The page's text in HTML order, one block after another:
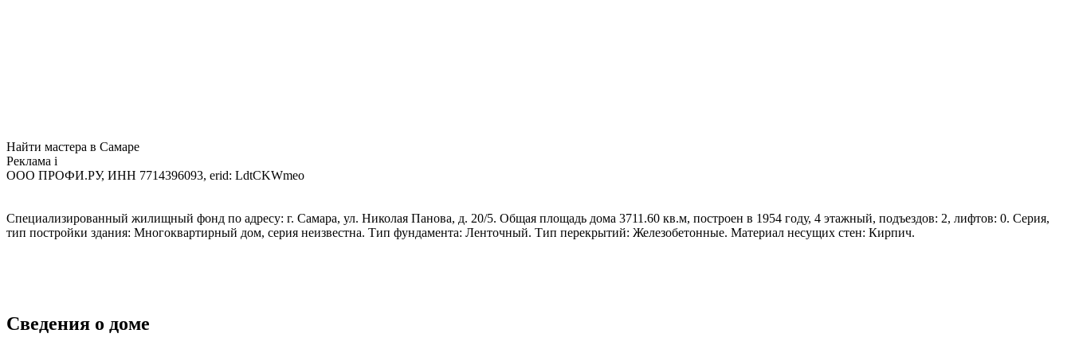
Найти мастера в Самаре
Реклама i
ООО ПРОФИ.РУ, ИНН 7714396093, erid: LdtCKWmeo
Специализированный жилищный фонд по адресу: г. Самара, ул. Николая Панова, д. 20/5. Общая площадь дома 3711.60 кв.м, построен в 1954 году, 4 этажный, подъездов: 2, лифтов: 0. Серия,
тип постройки здания: Многоквартирный дом, серия неизвестна. Тип фундамента: Ленточный. Тип перекрытий: Железобетонные. Материал несущих стен: Кирпич.
Сведения о доме